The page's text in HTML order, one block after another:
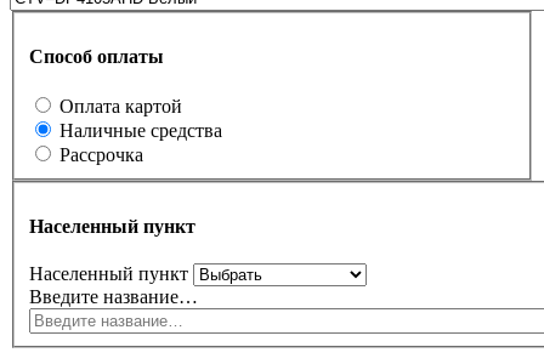
Способ оплаты
Оплата картой
Наличные средства
Рассрочка
Населенный пункт
Населенный пункт
Введите название…